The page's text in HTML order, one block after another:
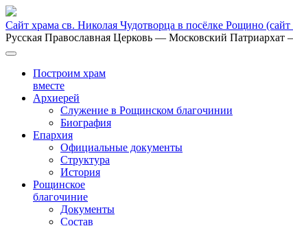
Сайт храма св. Николая Чудотворца в посёлке Рощино
Русская Православная Церковь — Московский Патриархат
Построим храм
вместе
Архиерей
Служение в Рощинском благочинии
Биография
Епархия
Официальные документы
Структура
История
Рощинское
благочиние
Документы
Состав